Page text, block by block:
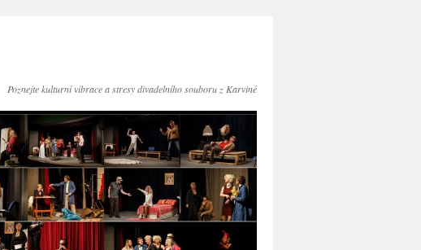
Poznejte kulturní vibrace a stresy divadelního souboru z Karviné